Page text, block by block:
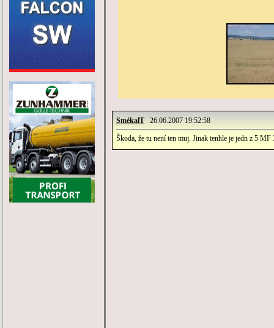
SmékalT 26.06.2007 19:52:58
Škoda, že tu není ten muj. Jinak tenhle je jedn z 5 MF